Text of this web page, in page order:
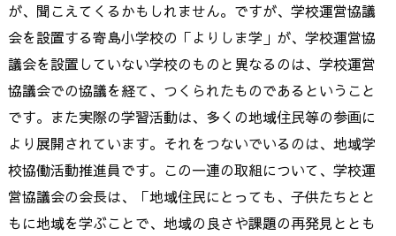
が、聞こえてくるかもしれません。ですが、学校運営協議
会を設置する寄島小学校の「よりしま学」が、学校運営協
議会を設置していない学校のものと異なるのは、学校運営
協議会での協議を経て、つくられたものであるということ
です。また実際の学習活動は、多くの地域住民等の参画に
より展開されています。それをつないでいるのは、地域学
校協働活動推進員です。この一連の取組について、学校運
営協議会の会長は、「地域住民にとっても、子供たちとと
もに地域を学ぶことで、地域の良さや課題の再発見ととも